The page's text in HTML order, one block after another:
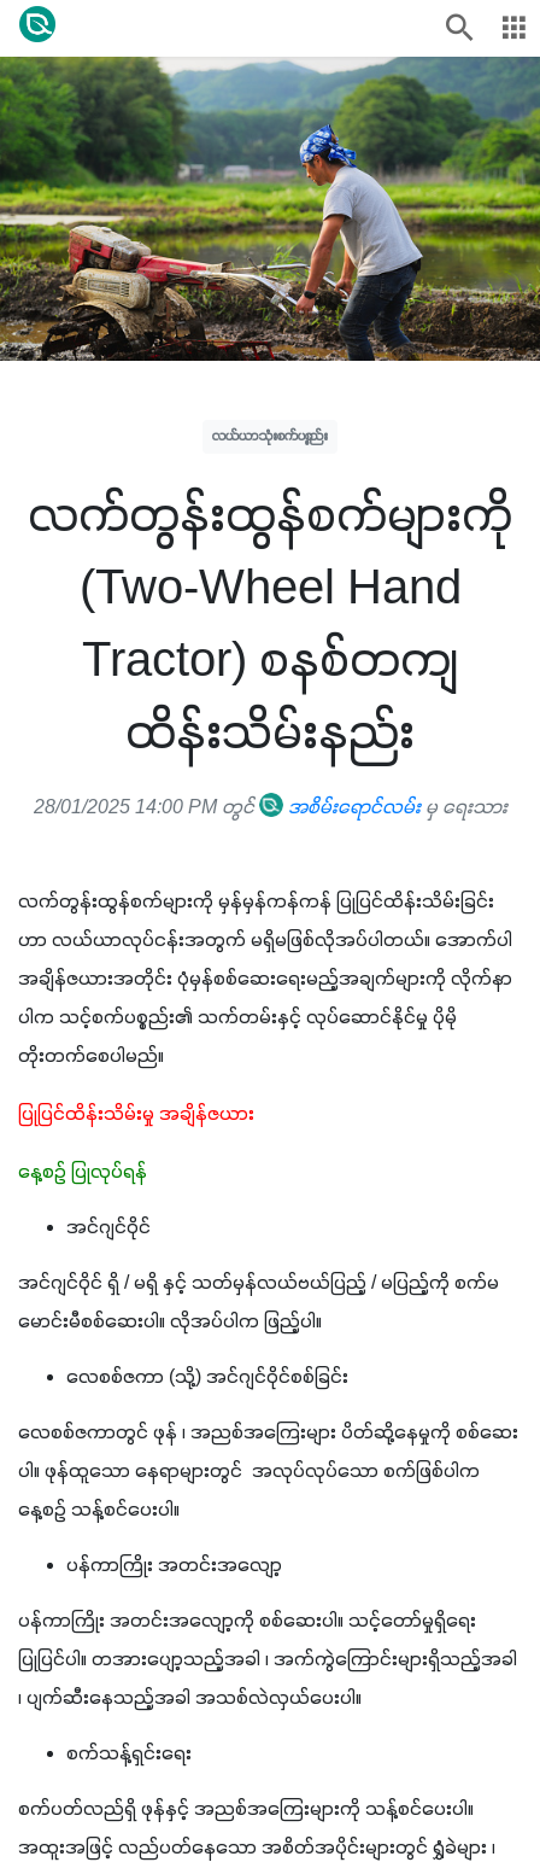
လယ်ယာသုံးစက်ပစ္စည်း
လက်တွန်းထွန်စက်များကို
(Two-Wheel Hand
Tractor) စနစ်တကျ
ထိန်းသိမ်းနည်း
28/01/2025 14:00 PM တွင် အစိမ်းရောင်လမ်းမှ ရေးသား
လက်တွန်းထွန်စက်များကို မှန်မှန်ကန်ကန် ပြုပြင်ထိန်းသိမ်းခြင်း
ဟာ လယ်ယာလုပ်ငန်းအတွက် မရှိမဖြစ်လိုအပ်ပါတယ်။ အောက်ပါ
အချိန်ဇယားအတိုင်း ပုံမှန်စစ်ဆေးရေးမည့်အချက်များကို လိုက်နာ
ပါက သင့်စက်ပစ္စည်း၏ သက်တမ်းနှင့် လုပ်ဆောင်နိုင်မှု ပိုမို
တိုးတက်စေပါမည်။
ပြုပြင်ထိန်းသိမ်းမှု အချိန်ဇယား
နေ့စဉ် ပြုလုပ်ရန်
အင်ဂျင်ဝိုင်
အင်ဂျင်ဝိုင် ရှိ / မရှိ နှင့် သတ်မှန်လယ်ဗယ်ပြည့် / မပြည့်ကို စက်မ
မောင်းမီစစ်ဆေးပါ။ လိုအပ်ပါက ဖြည့်ပါ။
လေစစ်ဇကာ (သို့) အင်ဂျင်ဝိုင်စစ်ခြင်း
လေစစ်ဇကာတွင် ဖုန် ၊ အညစ်အကြေးများ ပိတ်ဆို့နေမှုကို စစ်ဆေး
ပါ။ ဖုန်ထူသော နေရာများတွင်  အလုပ်လုပ်သော စက်ဖြစ်ပါက
နေ့စဉ် သန့်စင်ပေးပါ။
ပန်ကာကြိုး အတင်းအလျော့
ပန်ကာကြိုး အတင်းအလျော့ကို စစ်ဆေးပါ။ သင့်တော်မှုရှိရေး
ပြုပြင်ပါ။ တအားပျော့သည့်အခါ ၊ အက်ကွဲကြောင်းများရှိသည့်အခါ
၊ ပျက်ဆီးနေသည့်အခါ အသစ်လဲလှယ်ပေးပါ။
စက်သန့်ရှင်းရေး
စက်ပတ်လည်ရှိ ဖုန်နှင့် အညစ်အကြေးများကို သန့်စင်ပေးပါ။
အထူးအဖြင့် လည်ပတ်နေသော အစိတ်အပိုင်းများတွင် ရွှံခဲများ ၊